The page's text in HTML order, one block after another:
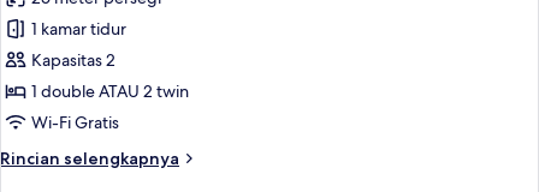
Studio
1 kamar tidur
Kapasitas 2
1 double ATAU 2 twin
Wi-Fi Gratis
Rincian selengkapnya
Rincian